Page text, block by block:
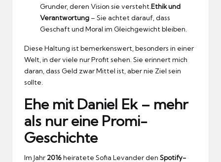
Grunder, deren Vision sie versteht. Ethik und
Verantwortung – Sie achtet darauf, dass
Geschaft und Moral im Gleichgewicht bleiben.
Diese Haltung ist bemerkenswert, besonders in einer
Welt, in der viele nur Profit sehen. Sie erinnert mich
daran, dass Geld zwar Mittel ist, aber nie Ziel sein
sollte.
Ehe mit Daniel Ek – mehr
als nur eine Promi-
Geschichte
Im Jahr2016heiratete Sofia Levander den Spotify-